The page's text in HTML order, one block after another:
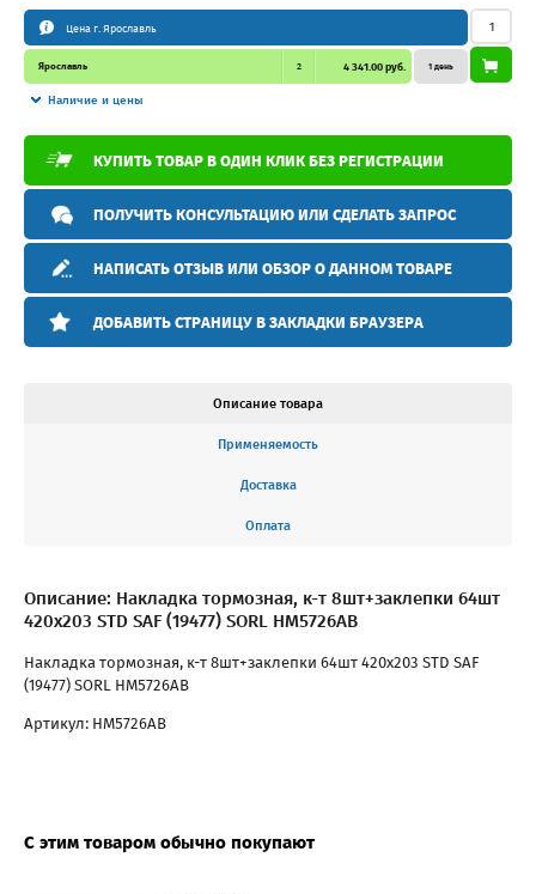
Цена г. Ярославль
Ярославль 2 4 341.00 руб.
Наличие и цены
1 день
КУПИТЬ ТОВАР В ОДИН КЛИК БЕЗ РЕГИСТРАЦИИ
ПОЛУЧИТЬ КОНСУЛЬТАЦИЮ ИЛИ СДЕЛАТЬ ЗАПРОС
НАПИСАТЬ ОТЗЫВ ИЛИ ОБЗОР О ДАННОМ ТОВАРЕ
ДОБАВИТЬ СТРАНИЦУ В ЗАКЛАДКИ БРАУЗЕРА
Описание товара
Применяемость
Доставка
Оплата
Описание: Накладка тормозная, к-т 8шт+заклепки 64шт
420x203 STD SAF (19477) SORL HM5726AB
Накладка тормозная, к-т 8шт+заклепки 64шт 420x203 STD SAF
(19477) SORL HM5726AB
Артикул: HM5726AB
С этим товаром обычно покупают